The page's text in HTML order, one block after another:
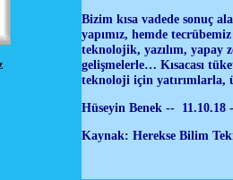
Bizim kısa vadede sonuç
yapımız, hemde
teknolojik, yazılım, yapay
gelişmelerle… Kısacası
teknoloji için yatırımlarla,
Hüseyin Benek --
Kaynak: Herekse Bilim